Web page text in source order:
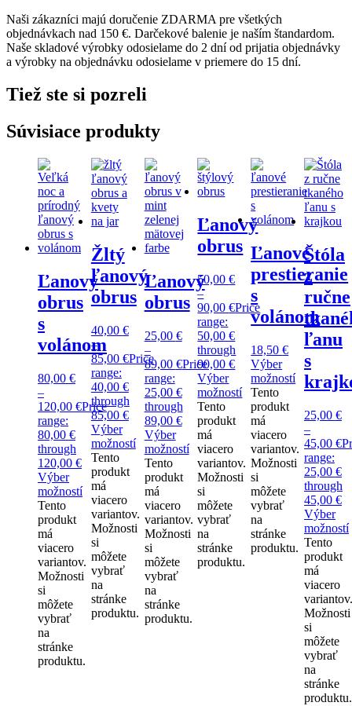
Naši zákazníci majú doručenie ZDARMA pre všetkých
objednávkach nad 150 €. Darčekové balenie je naším štandardom.
Naše skladové výrobky odosielame do 2 dní od prijatia objednávky
a výrobky na objednávku odosielame v priemere do 15 dní.
Tiež ste si pozreli
Súvisiace produkty
Ľanový
obrus
s
volánom
80,00 €
–
120,00 €Price
range:
80,00 €
through
120,00 €
Výber
možností
Tento
produkt
má
viacero
variantov.
Možnosti
si
môžete
vybrať
na
stránke
produktu.
Žltý
ľanový
obrus
40,00 €
–
85,00 €Price
range:
40,00 €
through
85,00 €
Výber
možností
Tento
produkt
má
viacero
variantov.
Možnosti
si
môžete
vybrať
na
stránke
produktu.
Ľanový
obrus
25,00 €
–
89,00 €Price
range:
25,00 €
through
89,00 €
Výber
možností
Tento
produkt
má
viacero
variantov.
Možnosti
si
môžete
vybrať
na
stránke
produktu.
Ľanový
obrus
50,00€
–
90,00€Price
range:
50,00 €
through
90,00 €
Výber
možností
Tento
produkt
má
viacero
variantov.
Možnosti
si
môžete
vybrať
na
stránke
produktu.
Ľanové
prestieranie
s
volánom
18,50€
Výber
možností
Tento
produkt
má
viacero
variantov.
Možnosti
si
môžete
vybrať
na
stránke
produktu.
Štóla
z
ručne
ľanu
s
25,00 €
–
45,00 €
range:
25,00 €
through
45,00 €
Výber
možností
Tento
produkt
má
viacero
variantov.
Možnosti
si
môžete
vybrať
na
stránke
produktu.